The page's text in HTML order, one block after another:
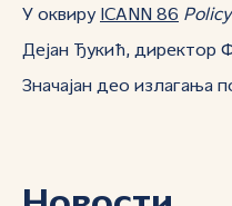
У оквиру ICANN 86
Дејан Ђукић, директор
Значајан део излагања